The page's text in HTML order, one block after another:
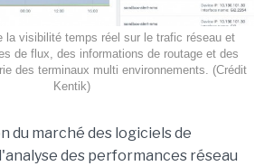
la visibilité temps réel sur le trafic réseau et
de flux, des informations de routage et des
des terminaux multi environnements. (Crédit
Kentik)
du marché des logiciels de
des performances réseau